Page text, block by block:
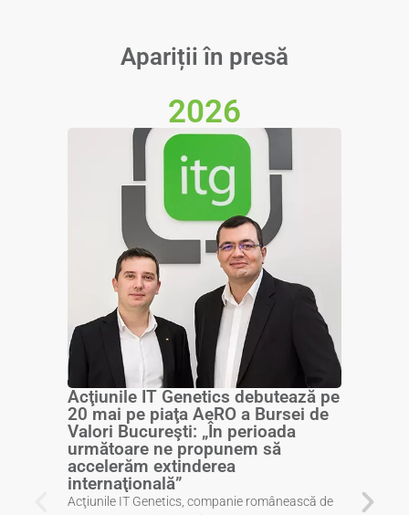
Apariții în presă
2026
Acţiunile IT Genetics debutează pe
20 mai pe piaţa AeRO a Bursei de
Valori Bucureşti: „În perioada
următoare ne propunem să
accelerăm extinderea
internaţională”
Acţiunile IT Genetics, companie românească de